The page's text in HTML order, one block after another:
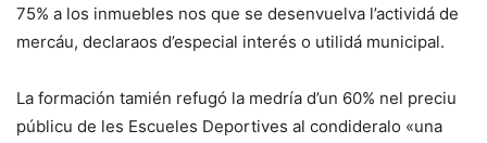
75% a los inmuebles nos que se desenvuelva l’actividá de
mercáu, declaraos d’especial interés o utilidá municipal.
La formación tamién refugó la medría d’un 60% nel preciu
públicu de les Escueles Deportives al condideralo «una